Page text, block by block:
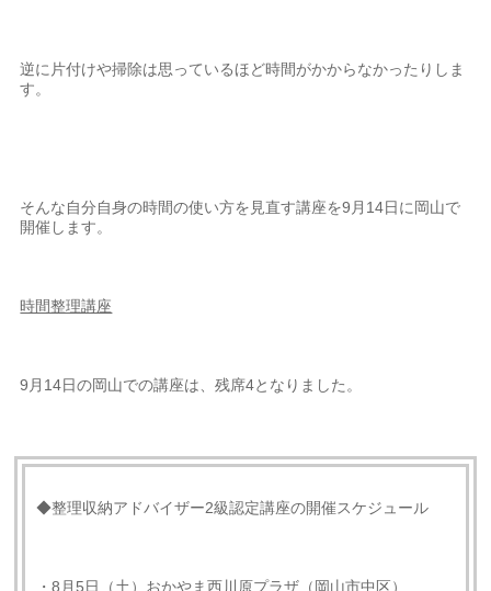
逆に片付けや掃除は思っているほど時間がかからなかったりしま
す。
そんな自分自身の時間の使い方を見直す講座を9月14日に岡山で
開催します。
時間整理講座
9月14日の岡山での講座は、残席4となりました。
◆整理収納アドバイザー2級認定講座の開催スケジュール
・8月5日（土）おかやま西川原プラザ（岡山市中区）